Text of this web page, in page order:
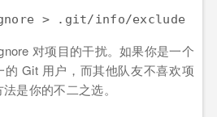
> .git/info/exclude
对项目的干扰。如果你是一个
Git 用户，而其他队友不喜欢项
是你的不二之选。